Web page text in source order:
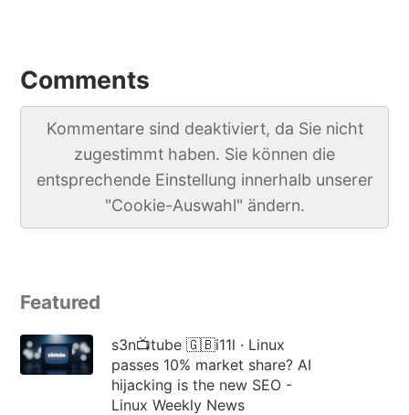
Comments
Kommentare sind deaktiviert, da Sie nicht
zugestimmt haben. Sie können die
entsprechende Einstellung innerhalb unserer
"Cookie-Auswahl" ändern.
Featured
s3n📺tube 🇬🇧i11l · Linux
passes 10% market share? AI
hijacking is the new SEO -
Linux Weekly News